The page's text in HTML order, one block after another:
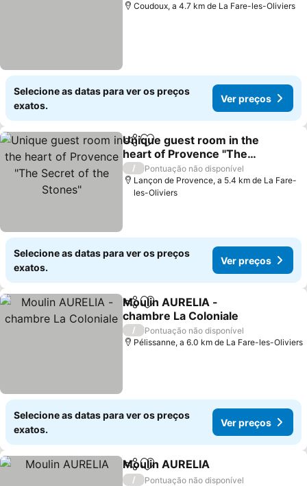
Coudoux, a 4.7 km de La Fare-les-Oliviers
Selecione as datas para ver os preços
exatos.
Ver preços
PartilharAdicionar aos favoritos
Unique guest room in the
heart of Provence "The
Secret of the Stones"
Ver preços
/
Pontuação não disponível
Lançon de Provence, a 5.4 km de La Fare-
les-Oliviers
Selecione as datas para ver os preços
exatos.
Ver preços
PartilharAdicionar aos favoritos
Moulin AURELIA -
chambre La Coloniale
Ver preços
/
Pontuação não disponível
Pélissanne, a 6.0 km de La Fare-les-Oliviers
Selecione as datas para ver os preços
exatos.
Ver preços
PartilharAdicionar aos favoritos
Moulin AURELIA
/
Pontuação não disponível